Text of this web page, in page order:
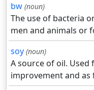
bw (noun)
The use of bacteria
men and animals or
soy (noun)
A source of oil.
improvement and as